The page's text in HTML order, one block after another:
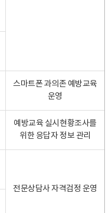
스마트폰 과의존 예방교육
운영
예방교육 실시현황조사를
위한 응답자 정보 관리
전문상담사 자격검정 운영